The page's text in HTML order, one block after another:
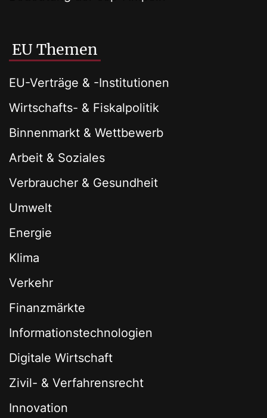
EU Themen
EU-Verträge & -Institutionen
Wirtschafts- & Fiskalpolitik
Binnenmarkt & Wettbewerb
Arbeit & Soziales
Verbraucher & Gesundheit
Umwelt
Energie
Klima
Verkehr
Finanzmärkte
Informationstechnologien
Digitale Wirtschaft
Zivil- & Verfahrensrecht
Innovation